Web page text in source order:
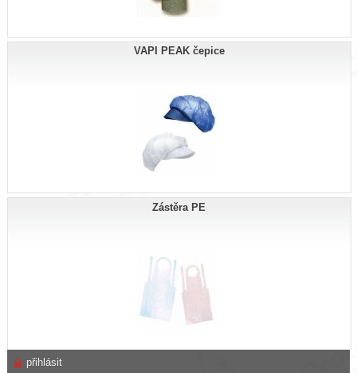
VAPI PEAK čepice
Zástěra PE